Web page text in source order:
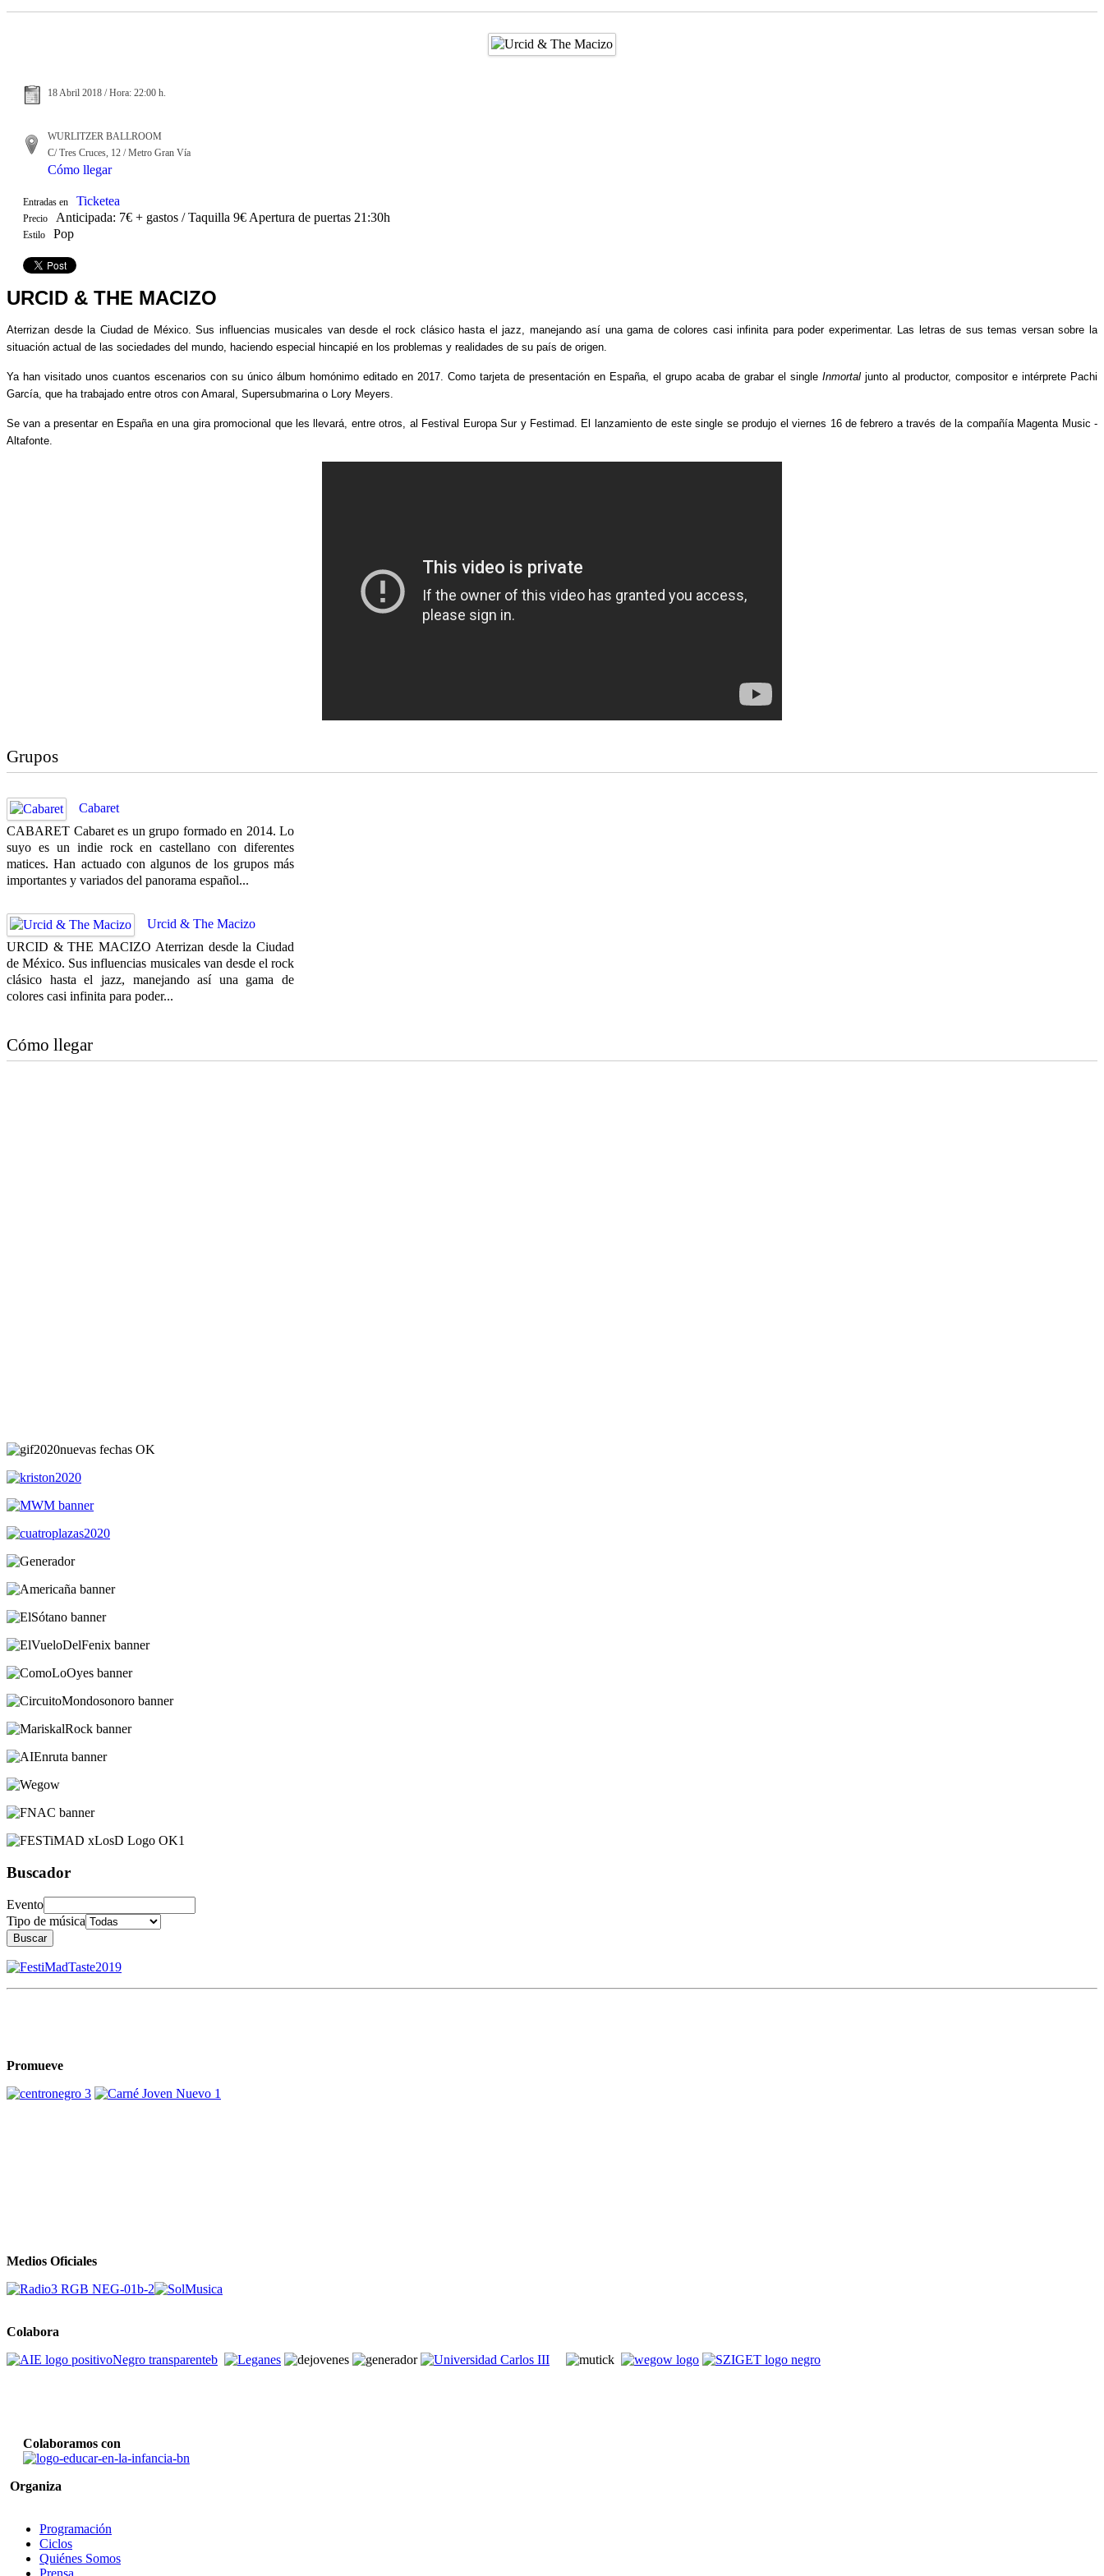
18 Abril 2018 / Hora: 22:00 h.
WURLITZER BALLROOM
C/ Tres Cruces, 12 / Metro Gran Vía
Cómo llegar
Entradas en Ticketea
Precio Anticipada: 7€ + gastos / Taquilla 9€ Apertura de puertas 21:30h
Estilo Pop
URCID & THE MACIZO
Aterrizan desde la Ciudad de México. Sus influencias musicales van desde el rock clásico hasta el jazz, manejando así una gama de colores casi infinita para poder experimentar. Las letras de sus temas versan sobre la
situación actual de las sociedades del mundo, haciendo especial hincapié en los problemas y realidades de su país de origen.
Ya han visitado unos cuantos escenarios con su único álbum homónimo editado en 2017. Como tarjeta de presentación en España, el grupo acaba de grabar el single Inmortal junto al productor, compositor e intérprete Pachi
García, que ha trabajado entre otros con Amaral, Supersubmarina o Lory Meyers.
Se van a presentar en España en una gira promocional que les llevará, entre otros, al Festival Europa Sur y Festimad. El lanzamiento de este single se produjo el viernes 16 de febrero a través de la compañía Magenta Music -
Altafonte.
Grupos
Cabaret
CABARET Cabaret es un grupo formado en 2014. Lo
suyo es un indie rock en castellano con diferentes
matices. Han actuado con algunos de los grupos más
importantes y variados del panorama español...
Urcid & The Macizo
URCID & THE MACIZO Aterrizan desde la Ciudad
de México. Sus influencias musicales van desde el rock
clásico hasta el jazz, manejando así una gama de
colores casi infinita para poder...
Cómo llegar
Buscador
Evento
Tipo de música
Buscar
Promueve
Medios Oficiales
Colabora
Colaboramos con
Organiza
Programación
Ciclos
Quiénes Somos